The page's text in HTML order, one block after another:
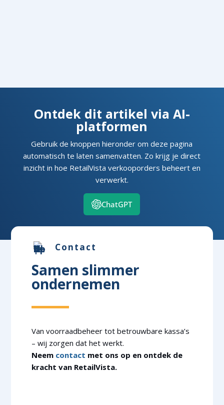
Ontdek dit artikel via AI-
platformen
Gebruik de knoppen hieronder om deze pagina
automatisch te laten samenvatten. Zo krijg je direct
inzicht in hoe RetailVista verkooporders beheert en
verwerkt.
ChatGPT
Contact
Samen slimmer
ondernemen
Van voorraadbeheer tot betrouwbare kassa’s
– wij zorgen dat het werkt.
Neem contact met ons op en ontdek de
kracht van RetailVista.